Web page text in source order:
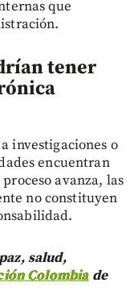
que
tener
investigaciones o
encuentran
avanza, las
no constituyen
salud,
Colombiade